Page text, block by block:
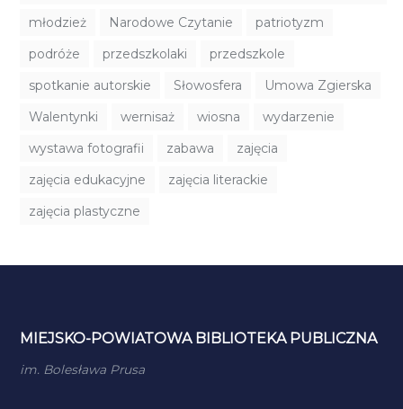
młodzież
Narodowe Czytanie
patriotyzm
podróże
przedszkolaki
przedszkole
spotkanie autorskie
Słowosfera
Umowa Zgierska
Walentynki
wernisaż wiosna
wydarzenie
wystawa fotografii
zabawa
zajęcia
zajęcia edukacyjne
zajęcia literackie
zajęcia plastyczne
MIEJSKO-POWIATOWA BIBLIOTEKA PUBLICZNA
im. Bolesława Prusa